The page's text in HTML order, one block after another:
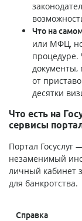
Что на
или МФЦ,
процедуре.
документы,
от
десятки
Что есть на
сервисы
Портал Госуслуг
незаменимый
личный кабинет
для банкротства.
Справка